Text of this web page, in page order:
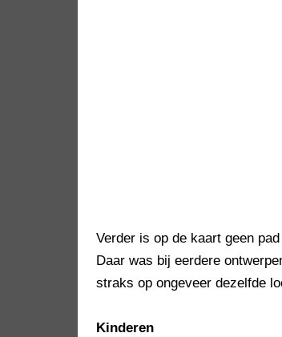
Verder is op de kaart geen
Daar was bij eerdere
straks op ongeveer dezelfde
Kinderen